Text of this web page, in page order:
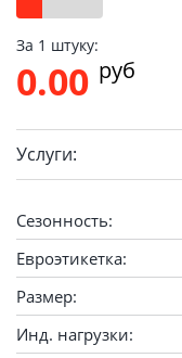
За 1 штуку:
0.00 pуб
Услуги:
Сезонность:
Евроэтикетка:
Размер:
Инд. нагрузки: